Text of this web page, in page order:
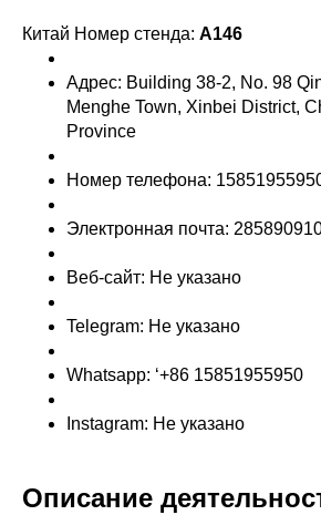
Китай Номер стенда: A146
Адрес: Building 38-2, No. 98
Menghe Town, Xinbei District,
Province
Номер телефона:
Электронная почта:
Веб-сайт: Не указано
Telegram: Не указано
Whatsapp: ‘+86 15851955950
Instagram: Не указано
Описание